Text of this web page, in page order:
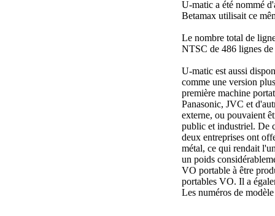
U-matic a été nommé
Betamax utilisait ce
Le nombre total de
NTSC de 486 lignes de
U-matic est aussi
comme une version
première machine
Panasonic, JVC et
externe, ou pouvaient
public et industriel. De
deux entreprises ont
métal, ce qui rendait
un poids
VO portable à être
portables VO. Il a
Les numéros de